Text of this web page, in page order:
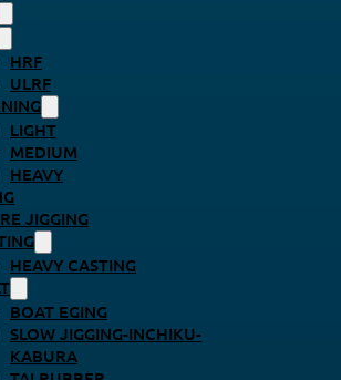
HRF
ULRF
LIGHT
MEDIUM
HEAVY
JIGGING
HEAVY CASTING
BOAT EGING
SLOW JIGGING-INCHIKU-
KABURA